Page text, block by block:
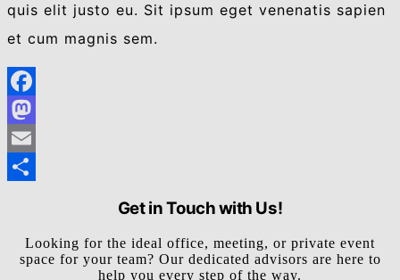
quis elit justo eu. Sit ipsum eget venenatis sapien
et cum magnis sem.
Facebook
Mastodon
Email
Get in Touch with Us!
Looking for the ideal office, meeting, or private event
space for your team? Our dedicated advisors are here to
help you every step of the way.